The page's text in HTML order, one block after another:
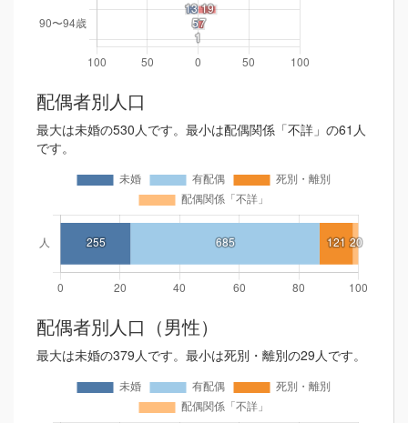
配偶者別人口
最大は未婚の530人です。最小は配偶関係「不詳」の61人
です。
配偶者別人口（男性）
最大は未婚の379人です。最小は死別・離別の29人です。